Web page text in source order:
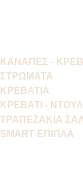
ΚΑΝΑΠΕΣ -
ΣΤΡΩΜΑΤΑ
ΚΡΕΒΑΤΙΑ
ΚΡΕΒΑΤΙ -
ΤΡΑΠΕΖΑΚΙΑ
SMART ΕΠΙΠΛΑ